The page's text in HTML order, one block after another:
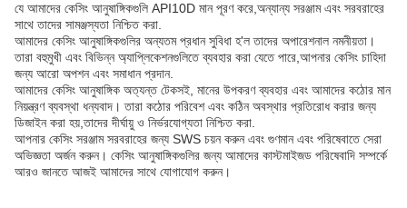
যে আমাদের কেসিং আনুষাঙ্গিকগুলি API10D মান পূরণ করে,অন্যান্য সরঞ্জাম এবং সরবরাহের
সাথে তাদের সামঞ্জস্যতা নিশ্চিত করা.
আমাদের কেসিং আনুষাঙ্গিকগুলির অন্যতম প্রধান সুবিধা হ'ল তাদের অপারেশনাল নমনীয়তা।
তারা বহুমুখী এবং বিভিন্ন অ্যাপ্লিকেশনগুলিতে ব্যবহার করা যেতে পারে,আপনার কেসিং চাহিদা
জন্য আরো অপশন এবং সমাধান প্রদান.
আমাদের কেসিং আনুষাঙ্গিক অত্যন্ত টেকসই, মানের উপকরণ ব্যবহার এবং আমাদের কঠোর মান
নিয়ন্ত্রণ ব্যবস্থা ধন্যবাদ। তারা কঠোর পরিবেশ এবং কঠিন অবস্থার প্রতিরোধ করার জন্য
ডিজাইন করা হয়,তাদের দীর্ঘায়ু ও নির্ভরযোগ্যতা নিশ্চিত করা.
আপনার কেসিং সরঞ্জাম সরবরাহের জন্য SWS চয়ন করুন এবং গুণমান এবং পরিষেবাতে সেরা
অভিজ্ঞতা অর্জন করুন। কেসিং আনুষাঙ্গিকগুলির জন্য আমাদের কাস্টমাইজড পরিষেবাদি সম্পর্কে
আরও জানতে আজই আমাদের সাথে যোগাযোগ করুন।